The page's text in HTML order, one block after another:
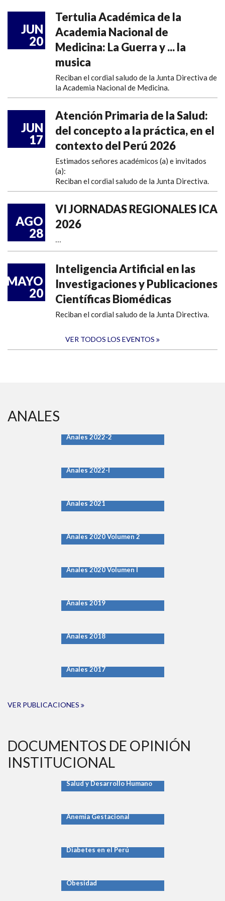
JUN
20
Tertulia Académica de la
Academia Nacional de
Medicina: La Guerra y ... la
musica
Reciban el cordial saludo de la Junta Directiva de
la Academia Nacional de Medicina.
JUN
17
Atención Primaria de la Salud:
del concepto a la práctica, en el
contexto del Perú 2026
Estimados señores académicos (a) e invitados
(a):
Reciban el cordial saludo de la Junta Directiva.
AGO
28
VI JORNADAS REGIONALES ICA
2026
...
MAYO
20
Inteligencia Artificial en las
Investigaciones y Publicaciones
Científicas Biomédicas
Reciban el cordial saludo de la Junta Directiva.
VER TODOS LOS EVENTOS
ANALES
Anales 2022-2
Anales 2022-I
Anales 2021
Anales 2020 Volumen 2
Anales 2020 Volumen I
Anales 2019
Anales 2018
Anales 2017
VER PUBLICACIONES
DOCUMENTOS DE OPINIÓN
INSTITUCIONAL
Salud y Desarrollo Humano
Anemia Gestacional
Diabetes en el Perú
Obesidad